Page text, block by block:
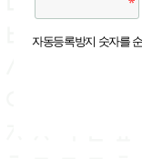
자동등록방지 숫자를